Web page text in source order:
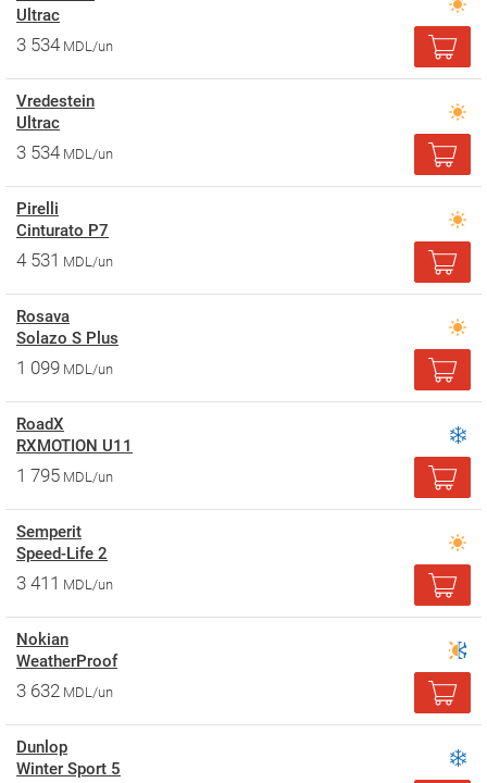
Ultrac
3 534 MDL/un
Vredestein
Ultrac
3 534 MDL/un
Pirelli
Cinturato P7
4 531 MDL/un
Rosava
Solazo S Plus
1 099 MDL/un
RoadX
RXMOTION U11
1 795 MDL/un
Semperit
Speed-Life 2
3 411 MDL/un
Nokian
WeatherProof
3 632 MDL/un
Dunlop
Winter Sport 5